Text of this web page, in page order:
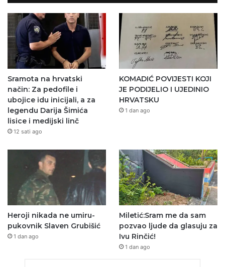
Sramota na hrvatski
način: Za pedofile i
ubojice idu inicijali, a za
legendu Darija Šimića
lisice i medijski linč
12 sati ago
KOMADIĆ POVIJESTI KOJI
JE PODIJELIO I UJEDINIO
HRVATSKU
1 dan ago
Heroji nikada ne umiru-
pukovnik Slaven Grubišić
1 dan ago
Miletić:Sram me da sam
pozvao ljude da glasuju za
Ivu Rinčić!
1 dan ago